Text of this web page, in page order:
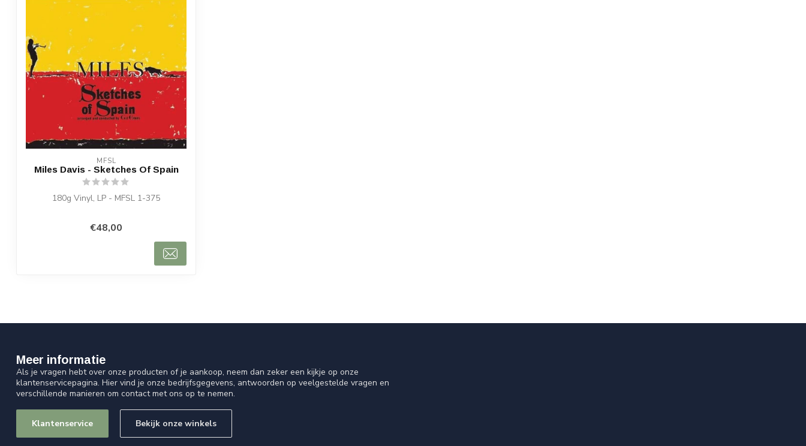
MFSL
Miles Davis - Sketches Of Spain
180g Vinyl, LP - MFSL 1-375
€48,00
Meer informatie
Als je vragen hebt over onze producten of je aankoop, neem dan zeker een kijkje op onze
klantenservicepagina. Hier vind je onze bedrijfsgegevens, antwoorden op veelgestelde vragen en
verschillende manieren om contact met ons op te nemen.
Klantenservice Bekijk onze winkels